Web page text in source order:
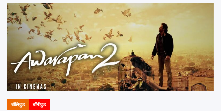
POSTED
बॉलिवुड बॉलीवुड